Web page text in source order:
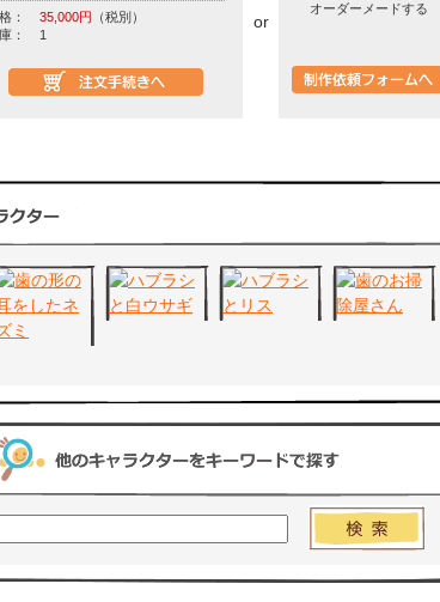
： 35,000円 （税別）
：
1
or
オーダーメードする